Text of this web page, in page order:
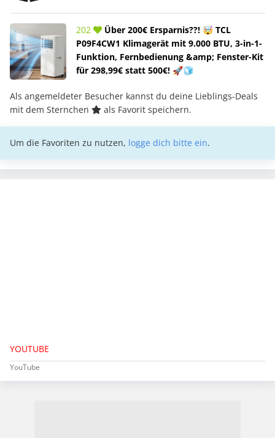
202
Über 200€ Ersparnis??! 🤯 TCL
P09F4CW1 Klimagerät mit 9.000 BTU, 3-in-1-
Funktion, Fernbedienung &amp; Fenster-Kit
für 298,99€ statt 500€! 🚀🧊
Als angemeldeter Besucher kannst du deine Lieblings-Deals
mit dem Sternchen
als Favorit speichern.
Um die Favoriten zu nutzen, logge dich bitte ein.
YOUTUBE
YouTube